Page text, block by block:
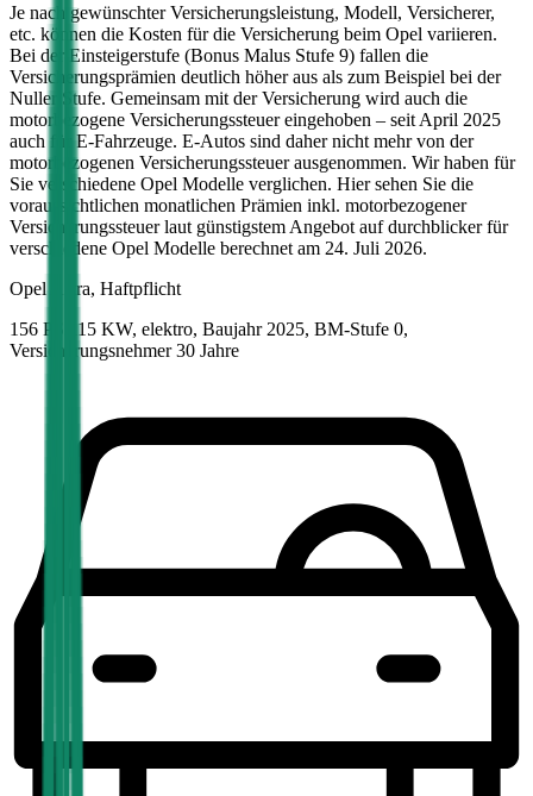
Je nach gewünschter Versicherungsleistung, Modell, Versicherer,
etc. können die Kosten für die Versicherung beim Opel variieren.
Bei der Einsteigerstufe (Bonus Malus Stufe 9) fallen die
Versicherungsprämien deutlich höher aus als zum Beispiel bei der
Nuller Stufe. Gemeinsam mit der Versicherung wird auch die
motorbezogene Versicherungssteuer eingehoben – seit April 2025
auch für E-Fahrzeuge. E-Autos sind daher nicht mehr von der
motorbezogenen Versicherungssteuer ausgenommen. Wir haben für
Sie verschiedene Opel Modelle verglichen. Hier sehen Sie die
voraussichtlichen monatlichen Prämien inkl. motorbezogener
Versicherungssteuer laut günstigstem Angebot auf durchblicker für
verschiedene Opel Modelle berechnet am 24. Juli 2026.
Opel Astra, Haftpflicht
156 PS/115 KW, elektro, Baujahr 2025, BM-Stufe 0,
Versicherungsnehmer 30 Jahre